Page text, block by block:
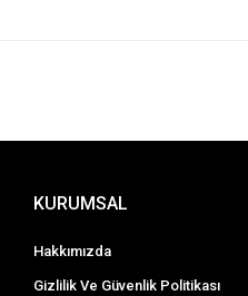
KURUMSAL
Hakkımızda
Gizlilik Ve Güvenlik Politikası